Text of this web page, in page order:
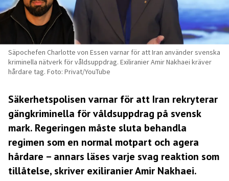
Säpochefen Charlotte von Essen varnar för att Iran använder svenska
kriminella nätverk för våldsuppdrag. Exiliranier Amir Nakhaei kräver
hårdare tag. Foto: Privat/YouTube
Säkerhetspolisen varnar för att Iran rekryterar
gängkriminella för våldsuppdrag på svensk
mark. Regeringen måste sluta behandla
regimen som en normal motpart och agera
hårdare – annars läses varje svag reaktion som
tillåtelse, skriver exiliranier Amir Nakhaei.